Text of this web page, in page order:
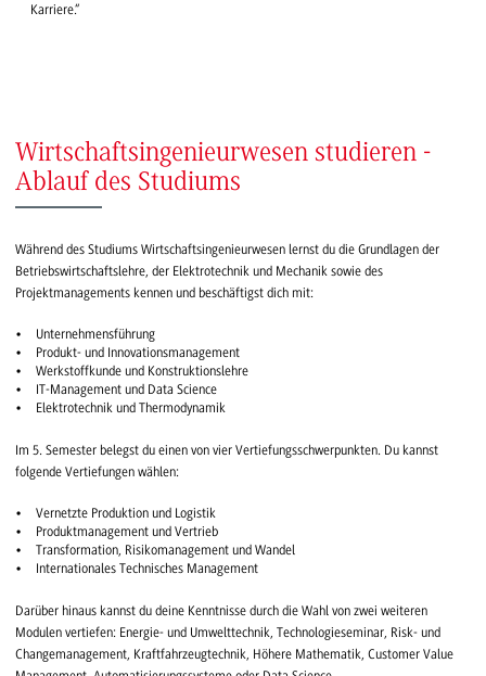
Karriere.“
Wirtschaftsingenieurwesen studieren -
Ablauf des Studiums
Während des Studiums Wirtschaftsingenieurwesen lernst du die Grundlagen der
Betriebswirtschaftslehre, der Elektrotechnik und Mechanik sowie des
Projektmanagements kennen und beschäftigst dich mit:
Unternehmensführung
Produkt- und Innovationsmanagement
Werkstoffkunde und Konstruktionslehre
IT-Management und Data Science
Elektrotechnik und Thermodynamik
Im 5. Semester belegst du einen von vier Vertiefungsschwerpunkten. Du kannst
folgende Vertiefungen wählen:
Vernetzte Produktion und Logistik
Produktmanagement und Vertrieb
Transformation, Risikomanagement und Wandel
Internationales Technisches Management
Darüber hinaus kannst du deine Kenntnisse durch die Wahl von zwei weiteren
Modulen vertiefen: Energie- und Umwelttechnik, Technologieseminar, Risk- und
Changemanagement, Kraftfahrzeugtechnik, Höhere Mathematik, Customer Value